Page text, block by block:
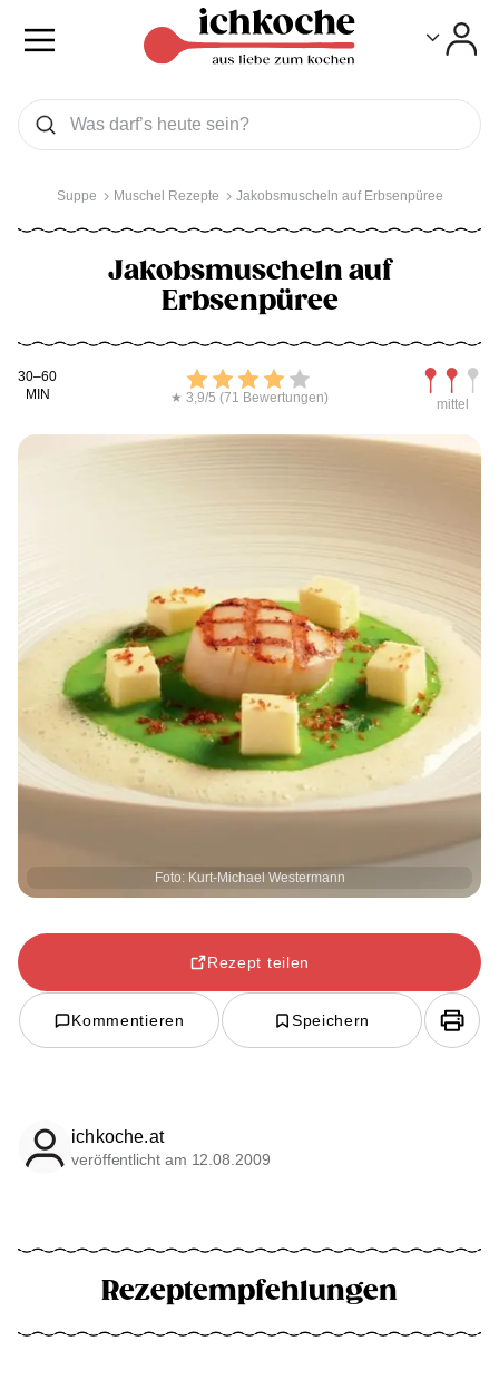
Was wollen Sie suchen
Suchen
Suppe Muschel Rezepte Jakobsmuscheln auf Erbsenpüree
Jakobsmuscheln auf
Erbsenpüree
Kochdauer
30–60
MIN
Bewerten
★ 3,9/5 (71 Bewertungen) mittel
Foto: Kurt-Michael Westermann
Rezept teilen
Kommentieren Speichern
ichkoche.at
veröffentlicht am 12.08.2009
Rezeptempfehlungen